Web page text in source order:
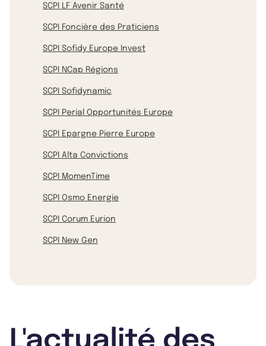
SCPI LF Avenir Santé
SCPI Foncière des Praticiens
SCPI Sofidy Europe Invest
SCPI NCap Régions
SCPI Sofidynamic
SCPI Perial Opportunités Europe
SCPI Epargne Pierre Europe
SCPI Alta Convictions
SCPI MomenTime
SCPI Osmo Energie
SCPI Corum Eurion
SCPI New Gen